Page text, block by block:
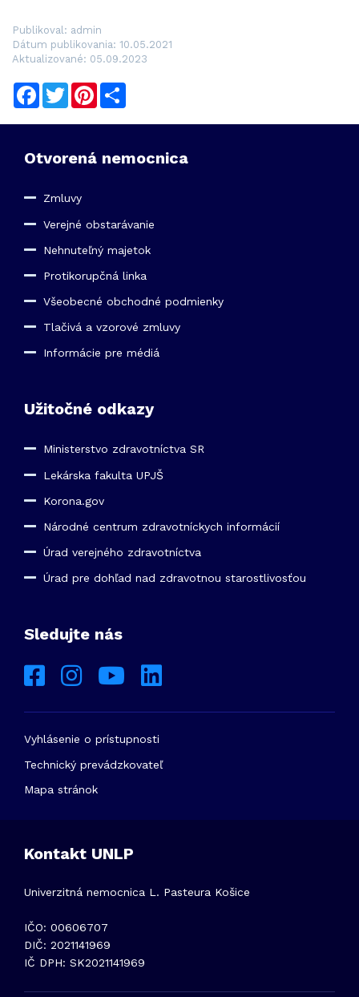
Publikoval: admin
Dátum publikovania: 10.05.2021
Aktualizované: 05.09.2023
Facebook
TwitterPinterest
Otvorená nemocnica
Zmluvy
Verejné obstarávanie
Nehnuteľný majetok
Protikorupčná linka
Všeobecné obchodné podmienky
Tlačivá a vzorové zmluvy
Informácie pre médiá
Užitočné odkazy
Ministerstvo zdravotníctva SR
Lekárska fakulta UPJŠ
Korona.gov
Národné centrum zdravotníckych informácií
Úrad verejného zdravotníctva
Úrad pre dohľad nad zdravotnou starostlivosťou
Sledujte nás
Vyhlásenie o prístupnosti
Technický prevádzkovateľ
Mapa stránok
Kontakt UNLP
Univerzitná nemocnica L. Pasteura Košice
IČO: 00606707
DIČ: 2021141969
IČ DPH: SK2021141969